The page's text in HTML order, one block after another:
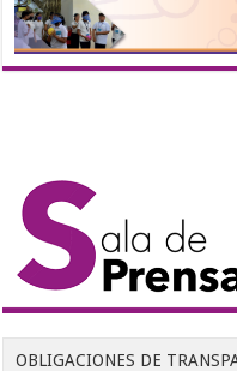
OBLIGACIONES DE